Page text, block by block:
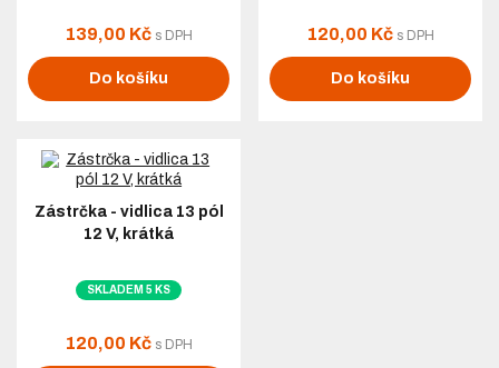
139,00 Kč s DPH
Do košíku
120,00 Kč s DPH
Do košíku
Zástrčka - vidlica 13 pól
12 V, krátká
SKLADEM 5 KS
120,00 Kč s DPH